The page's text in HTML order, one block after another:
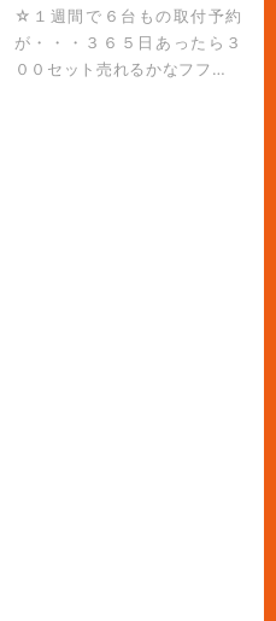
☆１週間で６台もの取付予約
が・・・３６５日あったら３
００セット売れるかなフフ…